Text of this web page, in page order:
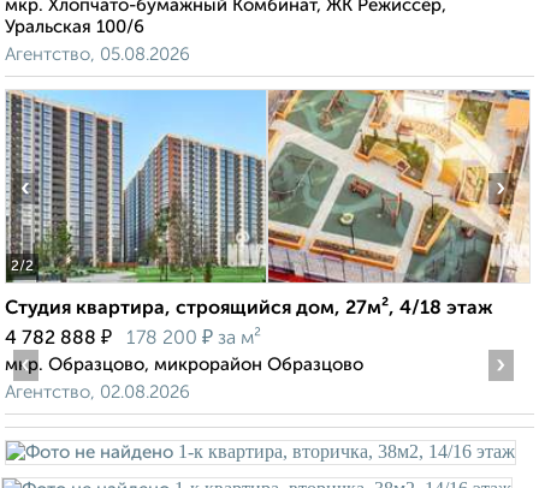
мкр. Хлопчато-бумажный Комбинат, ЖК Режиссёр,
Уральская 100/6
Агентство, 05.08.2026
2/2
‹ ›
Студия квартира, строящийся дом, 27м², 4/18 этаж
4 782 888 ₽ 178 200 ₽ за м²
мкр. Образцово, микрорайон Образцово
Агентство, 02.08.2026
‹ ›